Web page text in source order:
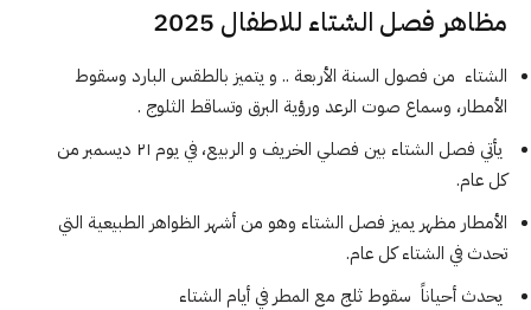
مظاهر فصل الشتاء للاطفال 2025
الشتاء من فصول السنة الأربعة .. و يتميز بالطقس البارد وسقوط
الأمطار، وسماع صوت الرعد ورؤية البرق وتساقط الثلوج .
يأتي فصل الشتاء
بين فصلي الخريف و الربيع، في يوم ٢١ ديسمبر من
كل عام.
الأمطار مظهر يميز فصل الشتاء وهو من أشهر الظواهر الطبيعية التي
تحدث في الشتاءكل عام.
يحدث أحياناً سقوط ثلج مع المطر في أيام الشتاء